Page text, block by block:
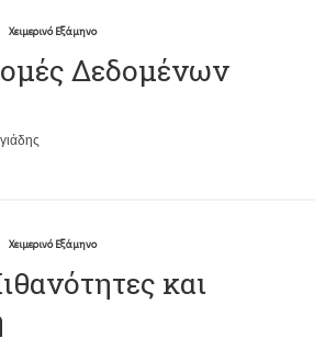
Χειμερινό Εξάμηνο
Δεδομένων
Χειμερινό Εξάμηνο
και